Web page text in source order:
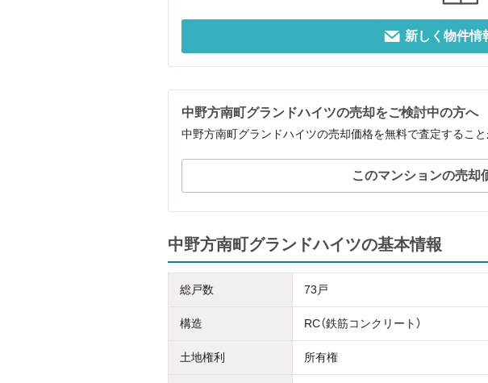
新しく物件情
中野方南町グランドハイツの売却をご検討中の方へ
中野方南町グランドハイツの売却価格を無料で査定すること
このマンションの売却
中野方南町グランドハイツの基本情報
総戸数 73戸
構造 RC（鉄筋コンクリート）
土地権利 所有権